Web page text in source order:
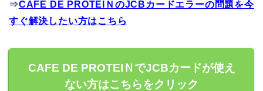
⇒CAFE DE PROTEIＮのJCBカードエラーの問題を今
すぐ解決したい方はこちら
CAFE DE PROTEIＮでJCBカードが使え
ない方はこちらをクリック